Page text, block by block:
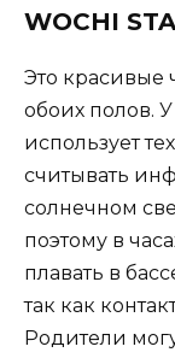
WOCHI
Это красивые
обоих полов.
использует
считывать
солнечном
поэтому в
плавать в
так как
Родители